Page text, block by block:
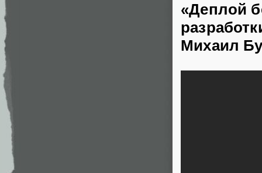
«Деплой
Михаил